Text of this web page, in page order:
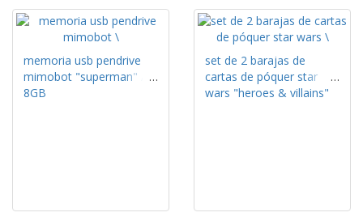
memoria usb pendrive
mimobot "superman" /
8GB
set de 2 barajas de
cartas de póquer star
wars "heroes & villains"